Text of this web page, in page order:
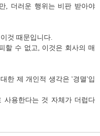
, 더러운 행위는 비판 받아야
것 때문입니다.
할 수 없고, 이것은 회사의 매
한 제 개인적 생각은 '경멸'입
사용한다는 것 자체가 더럽다